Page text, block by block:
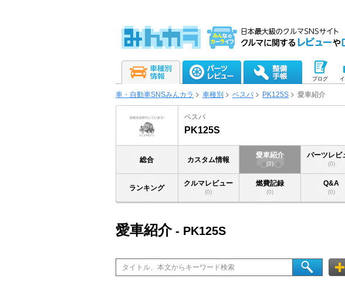
ブログ
車・自動車SNSみんカラ 車種別 ベスパ PK125S 愛車紹介
ベスパ
PK125S
総合 カスタム情報
愛車紹介
(2)
パーツレビ
(0)
ランキング
クルマレビュー
(0)
燃費記録
(0)
Q&A
(0)
愛車紹介- PK125S